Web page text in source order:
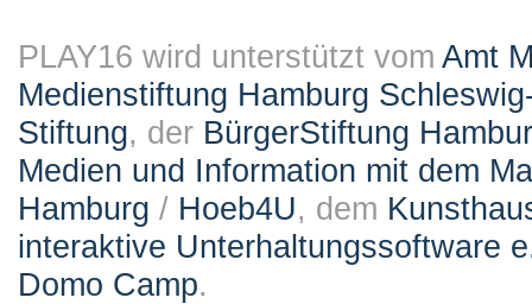
PLAY16 wird unterstützt vom Amt
Medienstiftung Hamburg
Stiftung, der BürgerStiftung
Medien und Information mit dem
Hamburg / Hoeb4U, dem
interaktive Unterhaltungssoftware
Domo Camp.